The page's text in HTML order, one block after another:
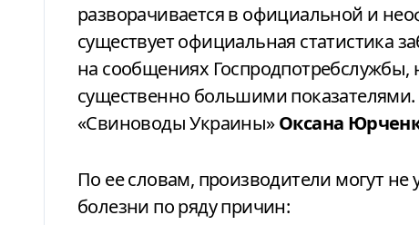
разворачивается в официальной и
существует официальная статистика
на сообщениях Госпродпотребслужбы,
существенно большими показателями.
«Свиноводы Украины»Оксана
По ее словам, производители могут не уведомлять государство о вспышках
болезни по ряду причин: